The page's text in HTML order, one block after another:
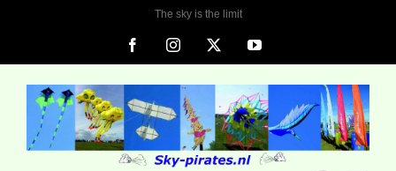
The sky is the limit
FacebookInstagram YouTube